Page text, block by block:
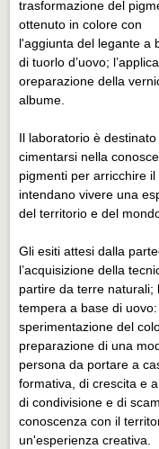
trasformazione del
ottenuto in colore con
l'aggiunta del legante a
di tuorlo d’uovo;
oreparazione della
albume.
Il laboratorio è
cimentarsi nella
pigmenti per arricchire
intendano vivere una
del territorio e del
Gli esiti attesi dalla
l’acquisizione della
partire da terre naturali;
tempera a base di
sperimentazione del
preparazione di una
persona da portare a
formativa, di crescita e
di condivisione e di
conoscenza con il
un'esperienza creativa.